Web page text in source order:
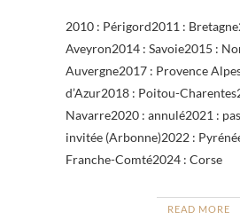
2010 : Périgord2011 :
Aveyron2014 : Savoie2015 :
Auvergne2017 : Provence
d’Azur2018 : Poitou-
Navarre2020 : annulé2021 :
invitée (Arbonne)2022 :
Franche-Comté2024 : Corse
READ MORE